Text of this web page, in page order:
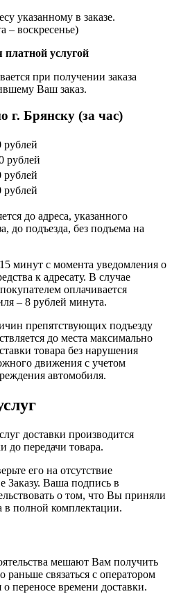
указанному в заказе.
– воскресенье)
услугой
при получении заказа
Ваш заказ.
г. Брянску (за час)
рублей
рублей
рублей
рублей
до адреса, указанного
до подъезда, без подъема на
минут с момента уведомления о
к адресату. В случае
оплачивается
– 8 рублей минута.
препятствующих подъезду
до места максимально
товара без нарушения
движения с учетом
автомобиля.
доставки производится
до передачи товара.
его на отсутствие
Заказу. Ваша подпись в
о том, что Вы приняли
в полной комплектации.
мешают Вам получить
раньше связаться с оператором
переносе времени доставки.